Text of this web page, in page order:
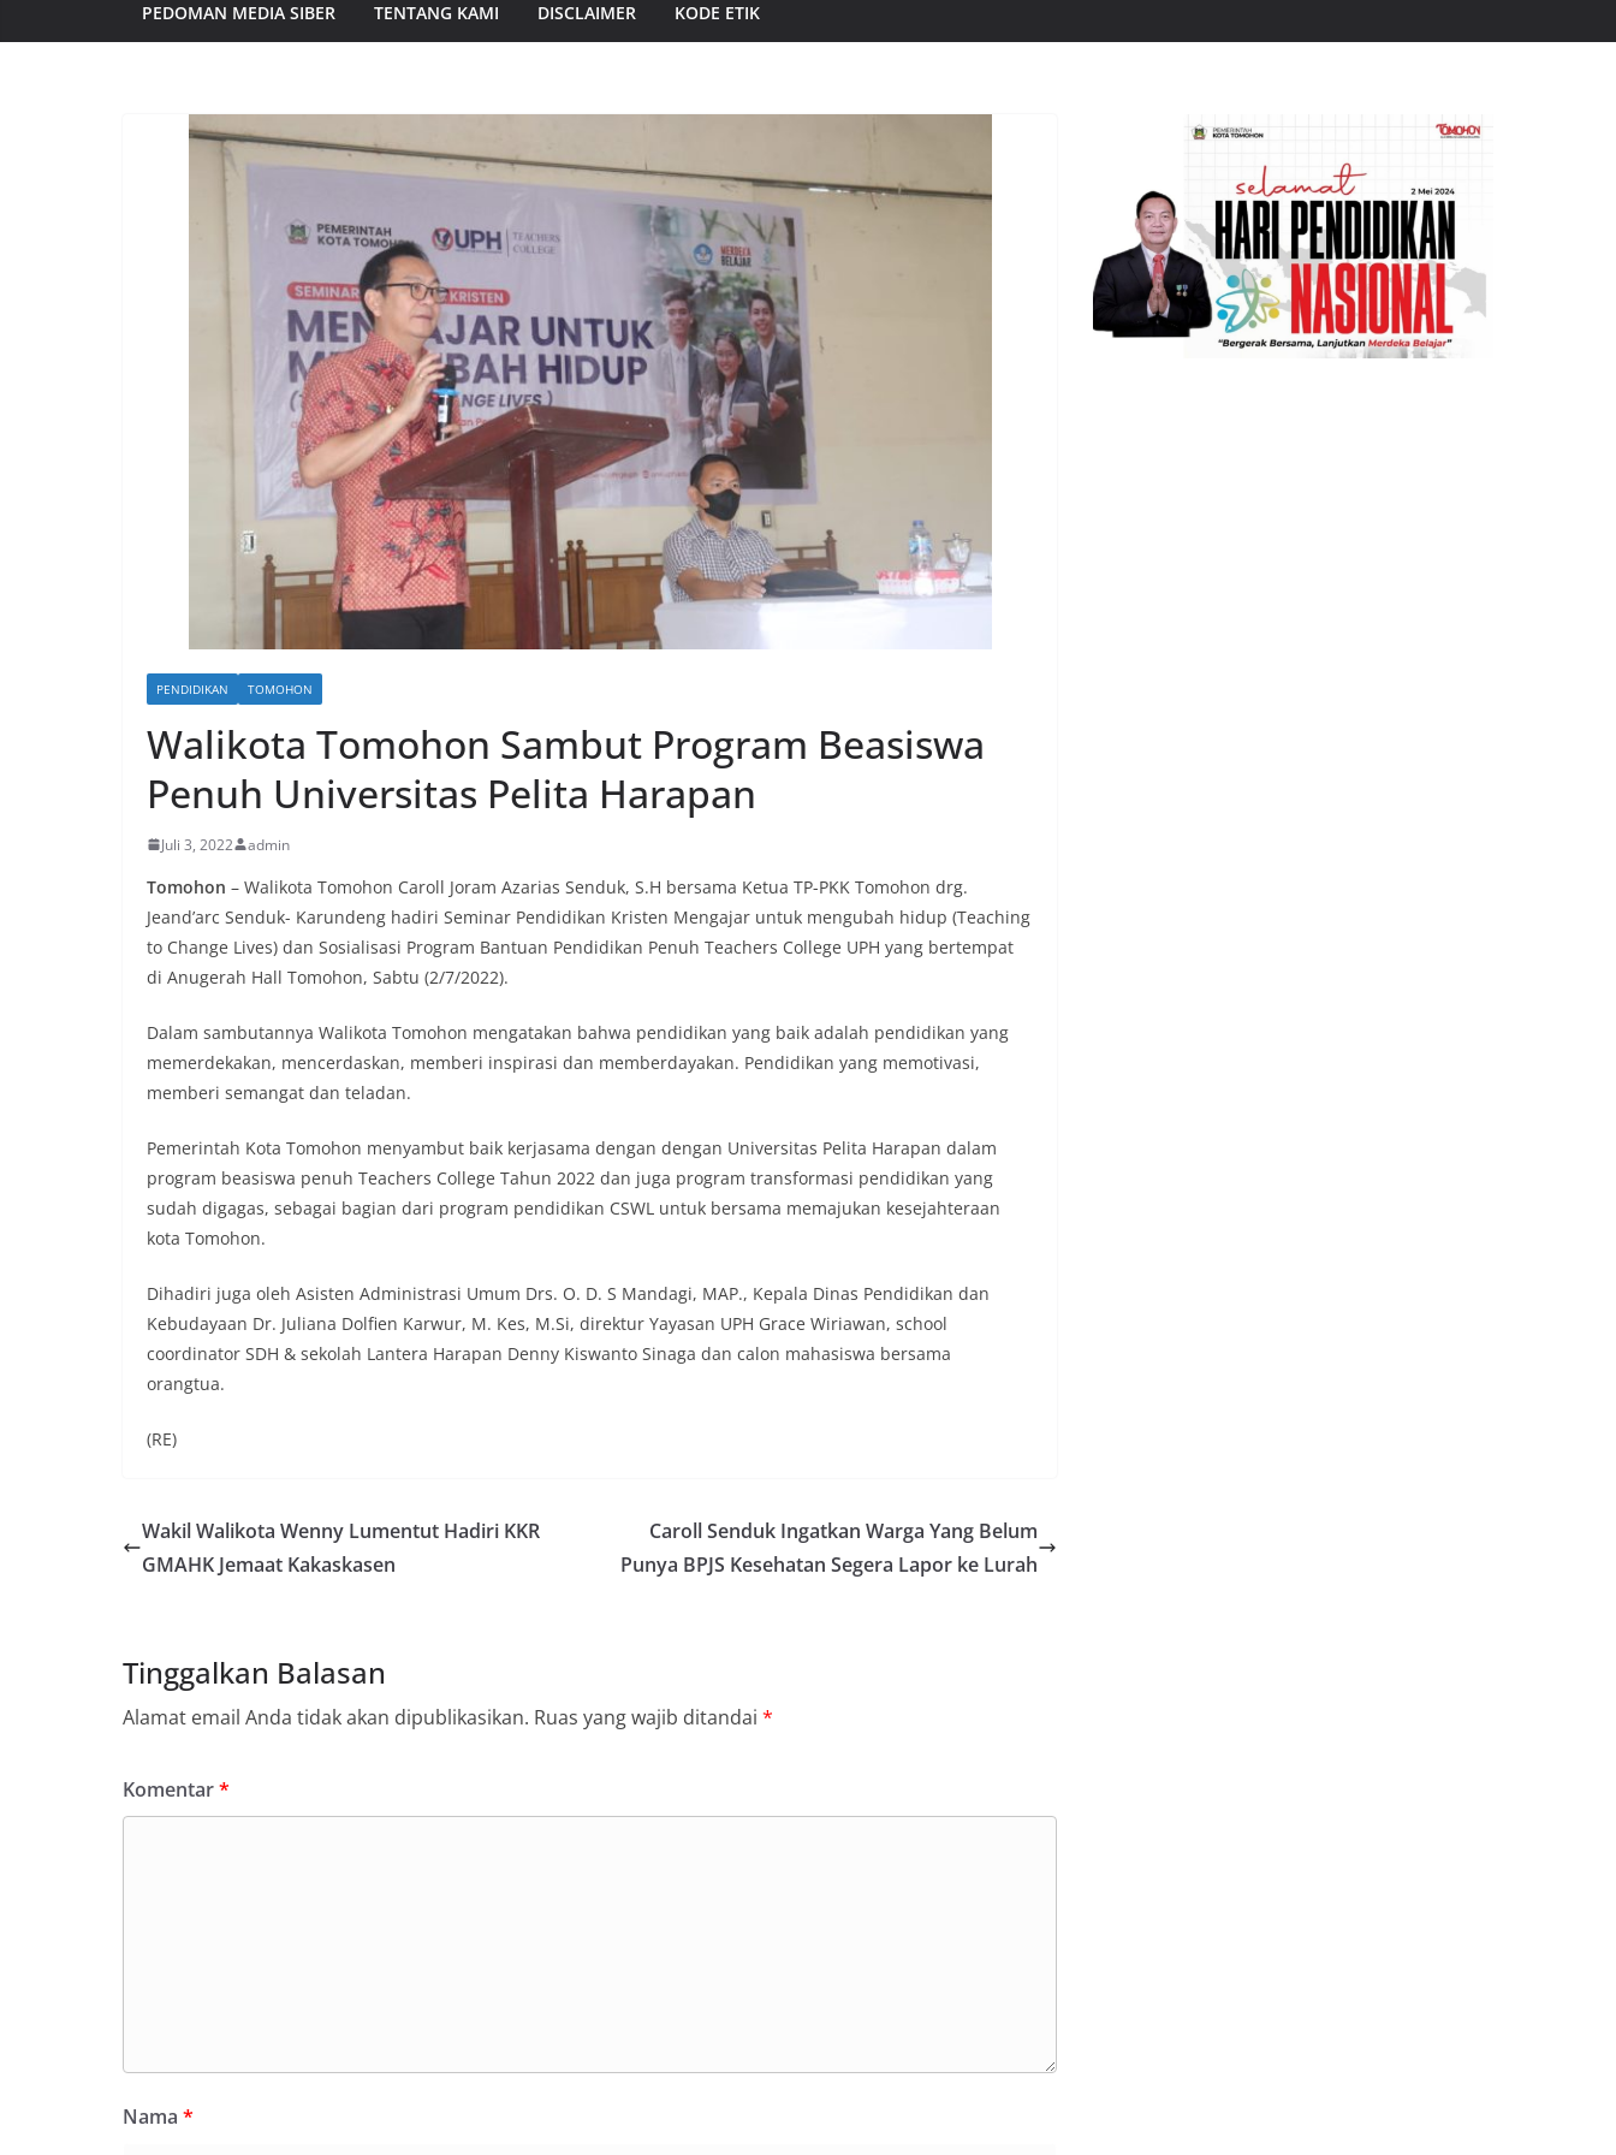
PEDOMAN MEDIA SIBER TENTANG KAMI DISCLAIMER KODE ETIK
PENDIDIKAN TOMOHON
Walikota Tomohon Sambut Program Beasiswa
Penuh Universitas Pelita Harapan
Juli 3, 2022 admin
Tomohon – Walikota Tomohon Caroll Joram Azarias Senduk, S.H bersama Ketua TP-PKK Tomohon drg.
Jeand’arc Senduk- Karundeng hadiri Seminar Pendidikan Kristen Mengajar untuk mengubah hidup (Teaching
to Change Lives) dan Sosialisasi Program Bantuan Pendidikan Penuh Teachers College UPH yang bertempat
di Anugerah Hall Tomohon, Sabtu (2/7/2022).
Dalam sambutannya Walikota Tomohon mengatakan bahwa pendidikan yang baik adalah pendidikan yang
memerdekakan, mencerdaskan, memberi inspirasi dan memberdayakan. Pendidikan yang memotivasi,
memberi semangat dan teladan.
Pemerintah Kota Tomohon menyambut baik kerjasama dengan dengan Universitas Pelita Harapan dalam
program beasiswa penuh Teachers College Tahun 2022 dan juga program transformasi pendidikan yang
sudah digagas, sebagai bagian dari program pendidikan CSWL untuk bersama memajukan kesejahteraan
kota Tomohon.
Dihadiri juga oleh Asisten Administrasi Umum Drs. O. D. S Mandagi, MAP., Kepala Dinas Pendidikan dan
Kebudayaan Dr. Juliana Dolfien Karwur, M. Kes, M.Si, direktur Yayasan UPH Grace Wiriawan, school
coordinator SDH & sekolah Lantera Harapan Denny Kiswanto Sinaga dan calon mahasiswa bersama
orangtua.
(RE)
Wakil Walikota Wenny Lumentut Hadiri KKR
GMAHK Jemaat Kakaskasen
Caroll Senduk Ingatkan Warga Yang Belum
Punya BPJS Kesehatan Segera Lapor ke Lurah
Tinggalkan Balasan
Alamat email Anda tidak akan dipublikasikan. Ruas yang wajib ditandai *
Komentar*
Nama *